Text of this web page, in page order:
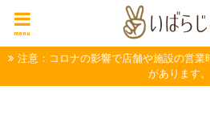
menu
注意：コロナの影響で店舗や施設の営
があります。